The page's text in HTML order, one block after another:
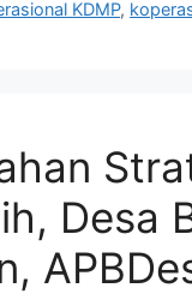
KDMP,
Desa